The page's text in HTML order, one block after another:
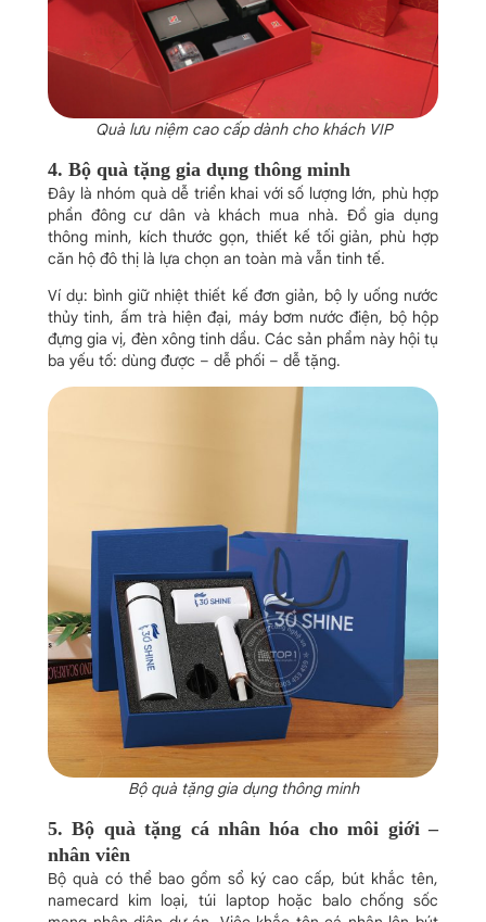
Quà lưu niệm cao cấp dành cho khách VIP
4. Bộ quà tặng gia dụng thông minh
Đây là nhóm quà dễ triển khai với số lượng lớn, phù hợp
phần đông cư dân và khách mua nhà. Đồ gia dụng
thông minh, kích thước gọn, thiết kế tối giản, phù hợp
căn hộ đô thị là lựa chọn an toàn mà vẫn tinh tế.
Ví dụ: bình giữ nhiệt thiết kế đơn giản, bộ ly uống nước
thủy tinh, ấm trà hiện đại, máy bơm nước điện, bộ hộp
đựng gia vị, đèn xông tinh dầu. Các sản phẩm này hội tụ
ba yếu tố: dùng được – dễ phối – dễ tặng.
Bộ quà tặng gia dụng thông minh
5. Bộ quà tặng cá nhân hóa cho môi giới –
nhân viên
Bộ quà có thể bao gồm sổ ký cao cấp, bút khắc tên,
namecard kim loại, túi laptop hoặc balo chống sốc